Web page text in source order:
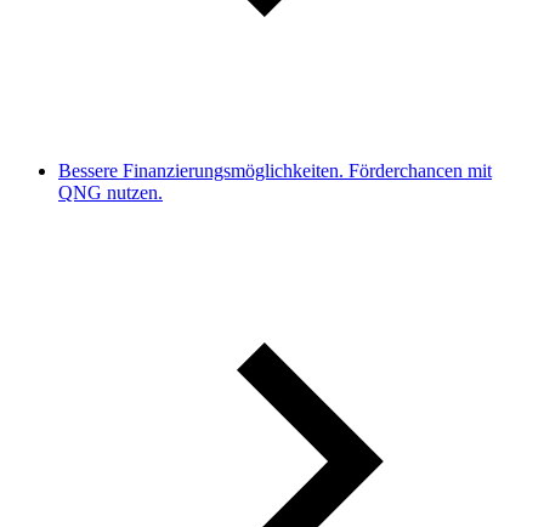
Bessere Finanzierungsmöglichkeiten. Förderchancen mit
QNG nutzen.